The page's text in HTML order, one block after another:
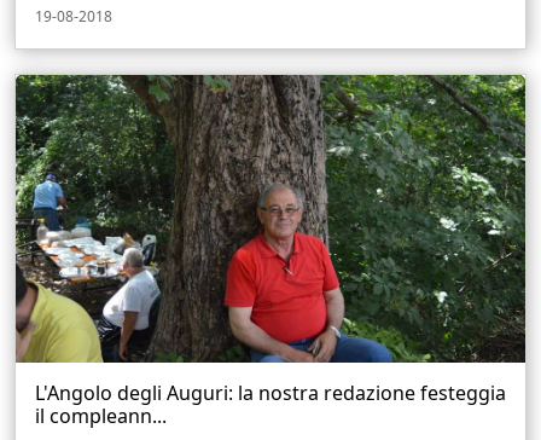
19-08-2018
L'Angolo degli Auguri: la nostra redazione festeggia
il compleann...